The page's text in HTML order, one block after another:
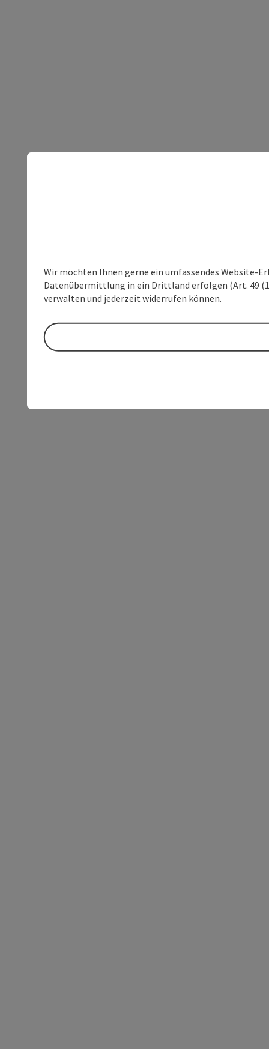
Wir möchten Ihnen gerne ein umfassendes Website-
Datenübermittlung in ein Drittland erfolgen (Art. 49
verwalten und jederzeit widerrufen können.